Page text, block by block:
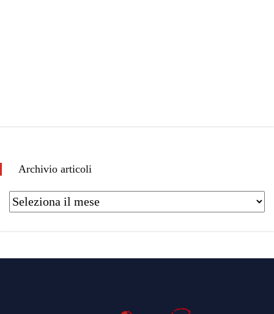
Archivio articoli